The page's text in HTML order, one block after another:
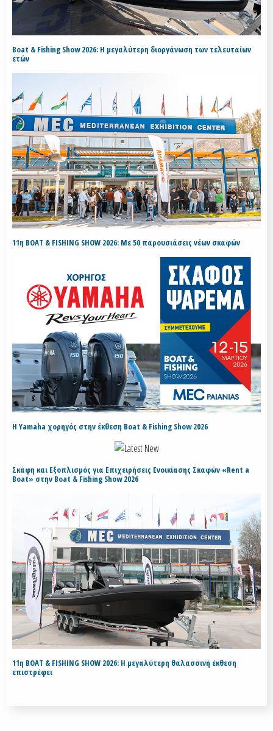
Boat & Fishing Show 2026: Η μεγαλύτερη διοργάνωση των τελευταίων
ετών
11η BOAT & FISHING SHOW 2026: Με 50 παρουσιάσεις νέων σκαφών
H Yamaha χορηγός στην έκθεση Boat & Fishing Show 2026
Σκάφη και Εξοπλισμός για Επιχειρήσεις Ενοικίασης Σκαφών «Rent a
Boat» στην Boat & Fishing Show 2026
11η BOAT & FISHING SHOW 2026: Η μεγαλύτερη θαλασσινή έκθεση
επιστρέφει